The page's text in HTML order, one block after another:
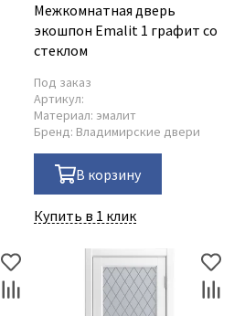
Межкомнатная дверь
экошпон Emalit 1 графит со
стеклом
Под заказ
Артикул:
Материал: эмалит
Бренд: Владимирские двери
В корзину
Купить в 1 клик